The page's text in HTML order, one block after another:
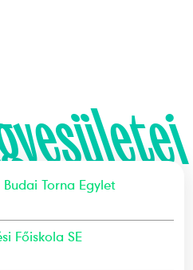
Torna Egylet
Főiskola SE